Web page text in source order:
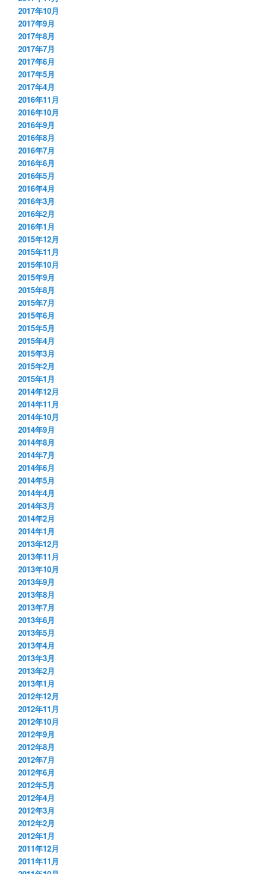
2017年10月
2017年9月
2017年8月
2017年7月
2017年6月
2017年5月
2017年4月
2016年11月
2016年10月
2016年9月
2016年8月
2016年7月
2016年6月
2016年5月
2016年4月
2016年3月
2016年2月
2016年1月
2015年12月
2015年11月
2015年10月
2015年9月
2015年8月
2015年7月
2015年6月
2015年5月
2015年4月
2015年3月
2015年2月
2015年1月
2014年12月
2014年11月
2014年10月
2014年9月
2014年8月
2014年7月
2014年6月
2014年5月
2014年4月
2014年3月
2014年2月
2014年1月
2013年12月
2013年11月
2013年10月
2013年9月
2013年8月
2013年7月
2013年6月
2013年5月
2013年4月
2013年3月
2013年2月
2013年1月
2012年12月
2012年11月
2012年10月
2012年9月
2012年8月
2012年7月
2012年6月
2012年5月
2012年4月
2012年3月
2012年2月
2012年1月
2011年12月
2011年11月